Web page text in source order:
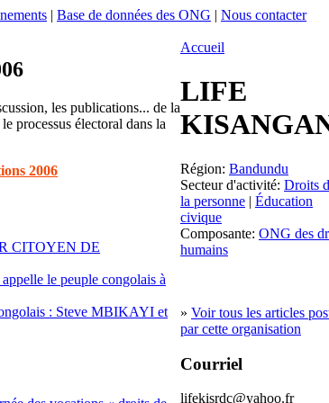
| Base de données des ONG | Nous contacter
les publications... de la
processus électoral dans la
2006
CITOYEN DE
le peuple congolais à
: Steve MBIKAYI et
Accueil
LIFE
Région: Bandundu
Secteur d'activité: Droits
la personne | Éducation
civique
Composante: ONG des
humains
» Voir tous les articles
par cette organisation
Courriel
lifekisrdc@yahoo.fr